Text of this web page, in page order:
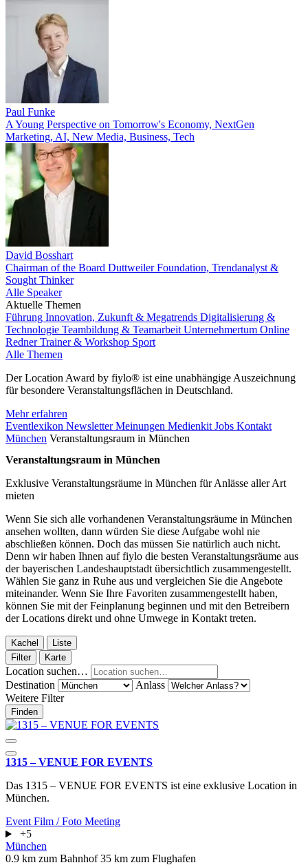
Paul Funke
A Young Perspective on Tomorrow's Economy, NextGen
Marketing, AI, New Media, Business, Tech
David Bosshart
Chairman of the Board Duttweiler Foundation, Trendanalyst &
Sought Thinker
Alle Speaker
Aktuelle Themen
Führung Innovation, Zukunft & Megatrends Digitalisierung &
Technologie Teambildung & Teamarbeit Unternehmertum Online
RednerTrainer & Workshop Sport
Alle Themen
Der Location Award by fiylo® ist eine unabhängige Auszeichnung
für besondere Veranstaltungsflächen in Deutschland.
Mehr erfahren
Eventlexikon NewsletterMeinungen Medienkit Jobs Kontakt
München Veranstaltungsraum in München
Veranstaltungsraum in München
Exklusive Veranstaltungsräume in München für Anlässe aller Art
mieten
Wenn Sie sich alle vorhandenen Veranstaltungsräume in München
ansehen wollten, dann würden Sie diese Aufgabe wohl nie
abschließen können. Doch das müssen Sie natürlich auch nicht.
Denn wir haben Ihnen auf fiylo die besten Veranstaltungsräume aus
der bayerischen Landeshauptstadt übersichtlich zusammengestellt.
Wählen Sie ganz in Ruhe aus und vergleichen Sie die Angebote
miteinander. Wenn Sie Ihre Favoriten zusammengestellt haben,
können Sie mit der Feinplanung beginnen und mit den Betreibern
der Locations direkt und ohne Umwege in Kontakt treten.
Kachel
Liste
Filter
Karte
Location suchen…
Destination
Anlass
Weitere Filter
Finden
1315 – VENUE FOR EVENTS
Das 1315 – VENUE FOR EVENTS ist eine exklusive Location in
München.
Event Film / Foto Meeting
+5
München
0.9 km zum Bahnhof35 km zum Flughafen